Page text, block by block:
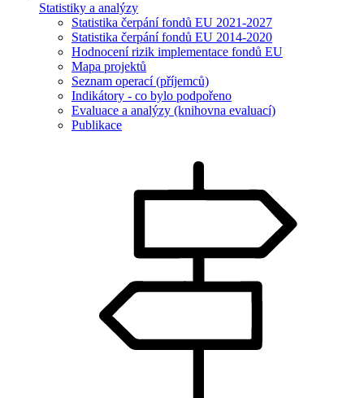
Statistiky a analýzy
Statistika čerpání fondů EU 2021-2027
Statistika čerpání fondů EU 2014-2020
Hodnocení rizik implementace fondů EU
Mapa projektů
Seznam operací (příjemců)
Indikátory - co bylo podpořeno
Evaluace a analýzy (knihovna evaluací)
Publikace